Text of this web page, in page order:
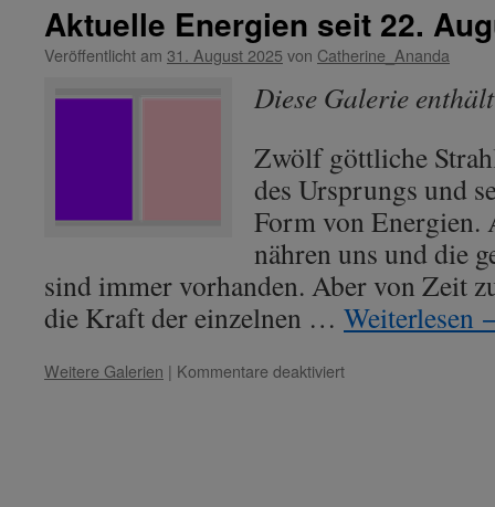
06.
März
Aktuelle Energien seit 22.
Veröffentlicht am 31. August 2025 von Catherine_Ananda
Diese Galerie
Zwölf göttliche
des Ursprungs und
Form von Energien.
nähren uns und die
sind immer vorhanden. Aber von Zeit
die Kraft der einzelnen … Weiterlesen
Weitere Galerien | Kommentare deaktiviertfür